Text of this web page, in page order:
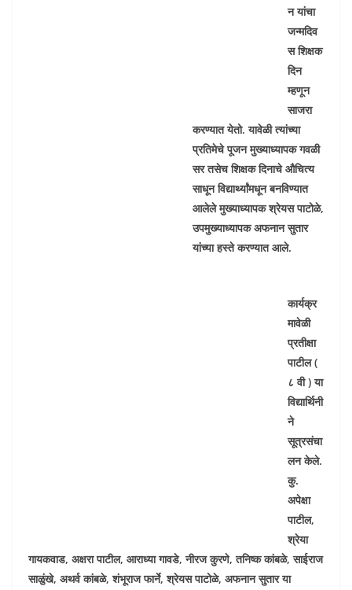
न यांचा
जन्मदिव
स शिक्षक
दिन
म्हणून
साजरा
करण्यात येतो. यावेळी त्यांच्या
प्रतिमेचे पूजन मुख्याध्यापक गवळी
सर तसेच शिक्षक दिनाचे औचित्य
साधून विद्यार्थ्यांमधून बनविण्यात
आलेले मुख्याध्यापक श्रेयस पाटोळे,
उपमुख्याध्यापक अफनान सुतार
यांच्या हस्ते करण्यात आले.
कार्यक्र
मावेळी
प्रतीक्षा
पाटील (
८ वी ) या
विद्यार्थिनी
ने
सूत्रसंचा
लन केले.
कु.
अपेक्षा
पाटील,
श्रेया
गायकवाड, अक्षरा पाटील, आराध्या गावडे, नीरज कुरणे, तनिष्क कांबळे, साईराज
साळुंखे, अथर्व कांबळे, शंभूराज फार्ने, श्रेयस पाटोळे, अफनान सुतार या